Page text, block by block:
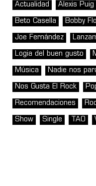
Actualidad Alexis Puig
Beto Casella Bobby
Joe Fernández
Logia del buen gusto
Música Nadie nos
Nos Gusta El Rock
Recomendaciones
Show Single TAO